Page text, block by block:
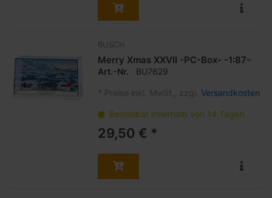
BUSCH
Merry Xmas XXVII -PC-Box- -1:87-
Art.-Nr. BU7629
* Preise inkl. MwSt., zzgl. Versandkosten
Bestellbar innerhalb von 14 Tagen
29,50 € *